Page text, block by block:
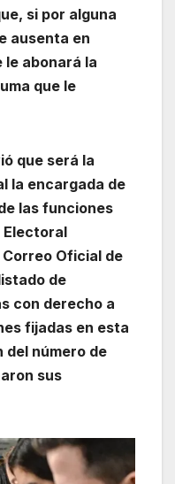
si por alguna
ausenta en
le abonará la
que le
que será la
la encargada de
las funciones
Electoral
Oficial de
de
con derecho a
fijadas en esta
del número de
sus